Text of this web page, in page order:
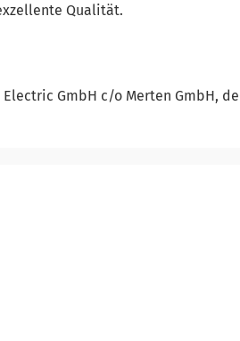
Qualität.
GmbH c/o Merten GmbH,